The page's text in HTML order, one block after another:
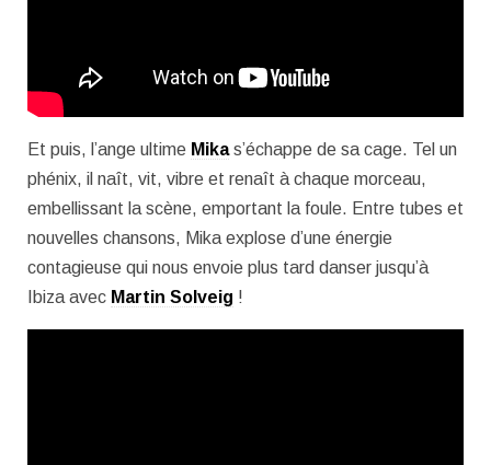
Et puis, l’ange ultime Mikas’échappe de sa cage. Tel un
phénix, il naît, vit, vibre et renaît à chaque morceau,
embellissant la scène, emportant la foule. Entre tubes et
nouvelles chansons, Mika explose d’une énergie
contagieuse qui nous envoie plus tard danser jusqu’à
Ibiza avec Martin Solveig !